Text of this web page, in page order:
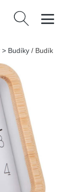
Vyhledávání
> Budíky / Budík